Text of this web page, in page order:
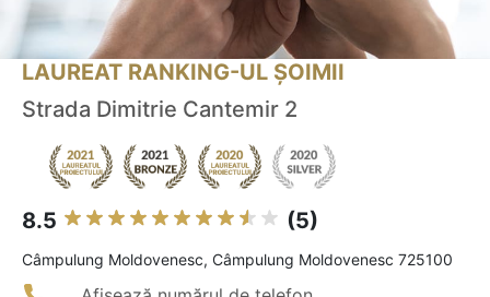
LAUREAT RANKING-UL ȘOIMII
Strada Dimitrie Cantemir 2
8.5 (5)
Câmpulung Moldovenesc, Câmpulung Moldovenesc 725100